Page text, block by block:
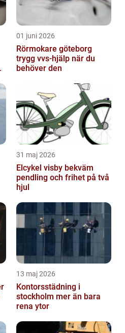
01 juni 2026
Rörmokare göteborg
trygg vvs-hjälp när du
behöver den
31 maj 2026
Elcykel visby bekväm
pendling och frihet på två
hjul
13 maj 2026
Kontorsstädning i
stockholm mer än bara
rena ytor